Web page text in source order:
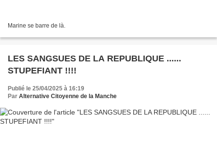
Marine se barre de là.
LES SANGSUES DE LA REPUBLIQUE ......
STUPEFIANT !!!!
Publié le 25/04/2025 à 16:19
Par Alternative Citoyenne de la Manche